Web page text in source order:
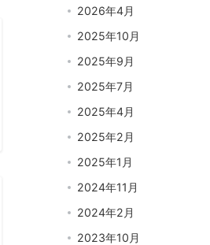
2026年4月
2025年10月
2025年9月
2025年7月
2025年4月
2025年2月
2025年1月
2024年11月
2024年2月
2023年10月